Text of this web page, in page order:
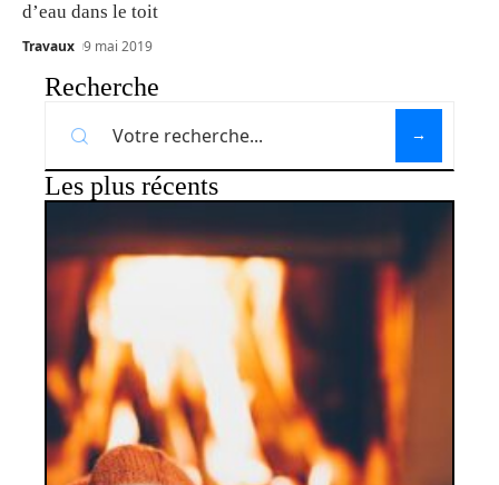
d’eau dans le toit
Travaux 9 mai 2019
Recherche
Les plus récents